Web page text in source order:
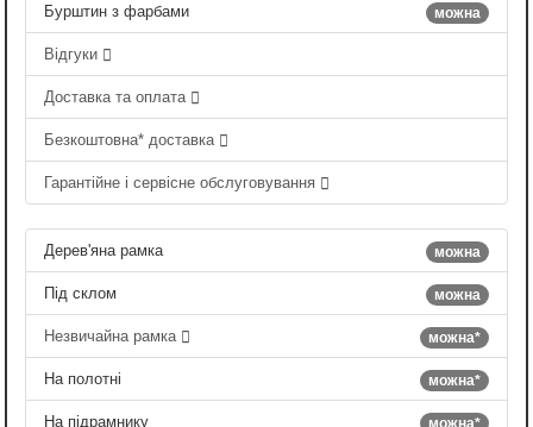
можна
Бурштин з фарбами
Відгуки
Доставка та оплата
Безкоштовна* доставка
Гарантійне і сервісне обслуговування
можна
Дерев'яна рамка
можна
Під склом
можна*
Незвичайна рамка
можна*
На полотні
можна*
На підрамнику